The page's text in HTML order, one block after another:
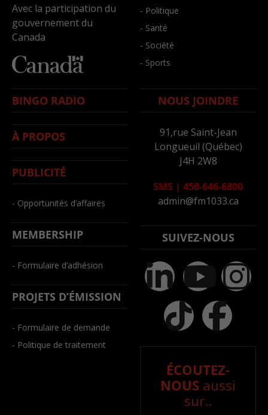
Avec la participation du
gouvernement du
Canada
- Politique
- Santé
- Société
- Sports
BINGO RADIO
À PROPOS
PUBLICITÉ
- Opportunités d’affaires
MEMBERSHIP
- Formulaire d’adhésion
PROJETS D’ÉMISSION
- Formulaire de demande
- Politique de traitement
NOUS JOINDRE
91,rue Saint-Jean
Longueuil (Québec)
J4H 2W8
SMS | 450-646-6800
admin@fm1033.ca
SUIVEZ-NOUS
ÉCOUTEZ-
NOUS aussi
sur..